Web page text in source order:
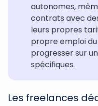
autonomes,
contrats avec
leurs propres
propre emploi
progresser sur
spécifiques.
Les freelances